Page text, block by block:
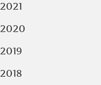
2021
2020
2019
2018